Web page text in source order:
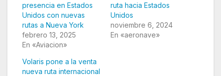
presencia en Estados
Unidos con nuevas
rutas a Nueva York
febrero 13, 2025
En «Aviacion»
ruta hacia Estados
Unidos
noviembre 6, 2024
En «aeronave»
Volaris pone a la venta
nueva ruta internacional